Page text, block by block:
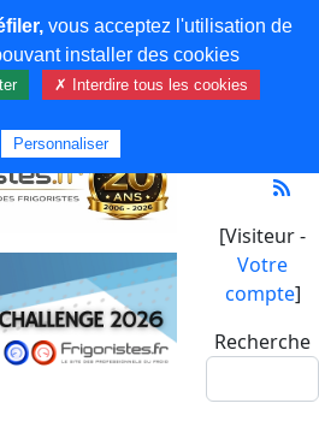
[Visiteur -
Votre
compte]
Recherche
vous acceptez l'utilisation de
installer des cookies
✗ Interdire tous les cookies
Personnaliser